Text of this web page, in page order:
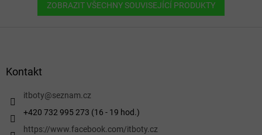
ZOBRAZIT VŠECHNY SOUVISEJÍCÍ PRODUKTY
Kontakt
itboty@seznam.cz
+420 732 995 273 (16 - 19 hod.)
https://www.facebook.com/itboty.cz